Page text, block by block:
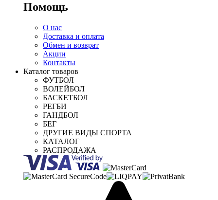
Помощь
О нас
Доставка и оплата
Обмен и возврат
Акции
Контакты
Каталог товаров
ФУТБОЛ
ВОЛЕЙБОЛ
БАСКЕТБОЛ
РЕГБИ
ГАНДБОЛ
БЕГ
ДРУГИЕ ВИДЫ СПОРТА
КАТАЛОГ
РАСПРОДАЖА